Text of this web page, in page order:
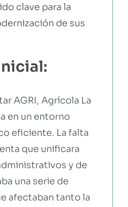
clave para la
de sus
AGRI, Agrícola La
en un entorno
eficiente. La falta
que unificara
y de
una serie de
afectaban tanto la